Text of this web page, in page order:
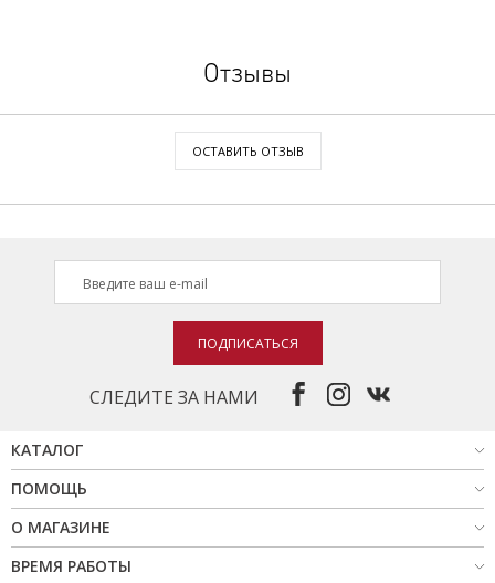
Отзывы
ОСТАВИТЬ ОТЗЫВ
СЛЕДИТЕ ЗА НАМИ
ПОДПИСАТЬСЯ
КАТАЛОГ
ПОМОЩЬ
О МАГАЗИНЕ
ВРЕМЯ РАБОТЫ